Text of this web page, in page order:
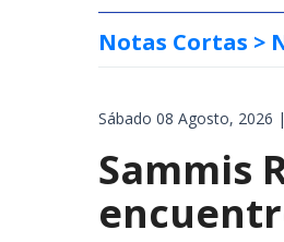
Notas Cortas >
Sábado 08 Agosto, 2026
Sammis